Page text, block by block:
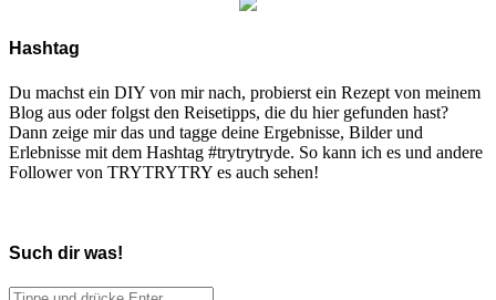
Hashtag
Du machst ein DIY von mir nach, probierst ein Rezept von meinem
Blog aus oder folgst den Reisetipps, die du hier gefunden hast?
Dann zeige mir das und tagge deine Ergebnisse, Bilder und
Erlebnisse mit dem Hashtag #trytrytryde. So kann ich es und andere
Follower von TRYTRYTRY es auch sehen!
Such dir was!